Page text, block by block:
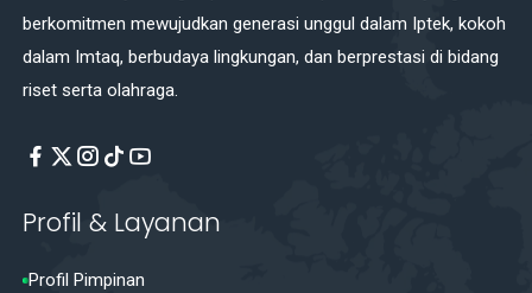
berkomitmen mewujudkan generasi unggul dalam Iptek, kokoh
dalam Imtaq, berbudaya lingkungan, dan berprestasi di bidang
riset serta olahraga.
Profil & Layanan
Profil Pimpinan